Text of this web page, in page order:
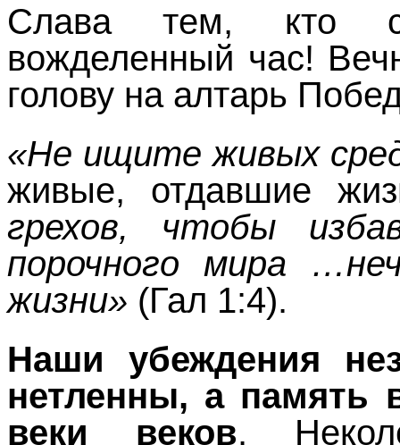
Слава тем, кто
вожделенный час!
голову на алтарь
«Не ищите живых
живые, отдавшие
грехов, чтобы
порочного мира
жизни» (Гал 1:4).
Наши убеждения
нетленны, а память
веки веков.